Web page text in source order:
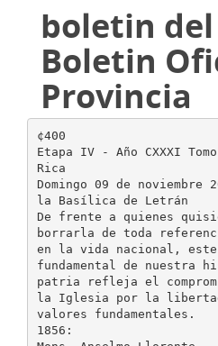
boletin
Boletin
Provincia
¢400
Etapa IV - Año CXXXI
Rica
Domingo 09 de noviembre
la Basílica de Letrán
De frente a quienes
borrarla de toda
en la vida nacional, este
fundamental de nuestra
patria refleja el
la Iglesia por la
valores fundamentales.
1856: